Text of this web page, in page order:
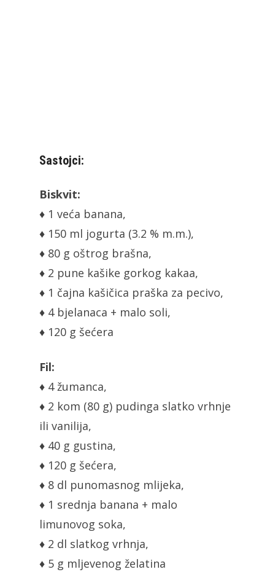
Sastojci:
Biskvit:
♦ 1 veća banana,
♦ 150 ml jogurta (3.2 % m.m.),
♦ 80 g oštrog brašna,
♦ 2 pune kašike gorkog kakaa,
♦ 1 čajna kašičica praška za pecivo,
♦ 4 bjelanaca + malo soli,
♦ 120 g šećera
Fil:
♦ 4 žumanca,
♦ 2 kom (80 g) pudinga slatko vrhnje
ili vanilija,
♦ 40 g gustina,
♦ 120 g šećera,
♦ 8 dl punomasnog mlijeka,
♦ 1 srednja banana + malo
limunovog soka,
♦ 2 dl slatkog vrhnja,
♦ 5 g mljevenog želatina